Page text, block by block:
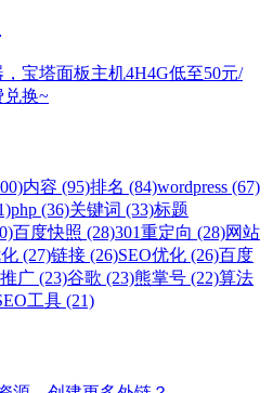
宝塔面板主机4H4G低至50元/
兑换~
内容 (95)排名 (84)wordpress (67)
php (36)关键词 (33)标题
百度快照 (28)301重定向 (28)网站
(27)链接 (26)SEO优化 (26)百度
广 (23)谷歌 (23)熊掌号 (22)算法
工具 (21)